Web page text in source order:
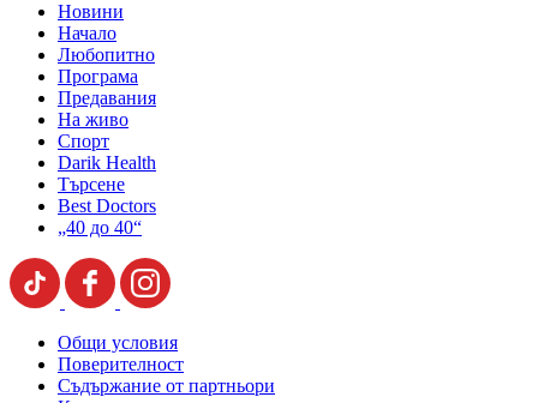
Новини
Начало
Любопитно
Програма
Предавания
На живо
Спорт
Darik Health
Търсене
Best Doctors
„40 до 40“
Общи условия
Поверителност
Съдържание от партньори